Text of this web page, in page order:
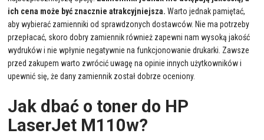
ich cena może być znacznie atrakcyjniejsza. Warto jednak pamiętać,
aby wybierać zamienniki od sprawdzonych dostawców. Nie ma potrzeby
przepłacać, skoro dobry zamiennik również zapewni nam wysoką jakość
wydruków i nie wpłynie negatywnie na funkcjonowanie drukarki. Zawsze
przed zakupem warto zwrócić uwagę na opinie innych użytkowników i
upewnić się, że dany zamiennik został dobrze oceniony.
Jak dbać o toner do HP
LaserJet M110w?